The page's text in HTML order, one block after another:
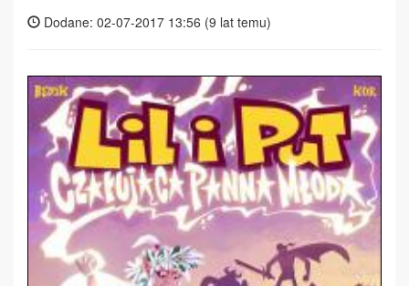
Dodane: 02-07-2017 13:56 (9 lat temu)